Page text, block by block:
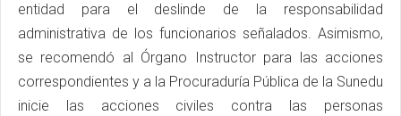
entidad para el deslinde de la responsabilidad
administrativa de los funcionarios señalados. Asimismo,
se recomendó al Órgano Instructor para las acciones
correspondientes y a la Procuraduría Pública de la Sunedu
inicie las acciones civiles contra las personas